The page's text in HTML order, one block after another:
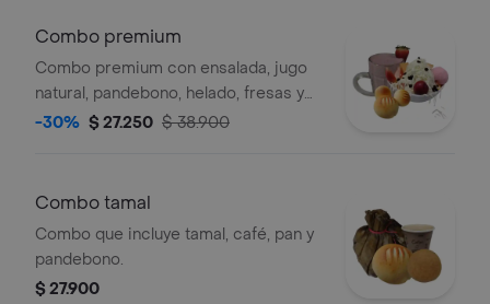
Combo premium
Combo premium con ensalada, jugo
natural, pandebono, helado, fresas y
queso rallado.
-30% $ 27.250 $ 38.900
Combo tamal
Combo que incluye tamal, café, pan y
pandebono.
$ 27.900